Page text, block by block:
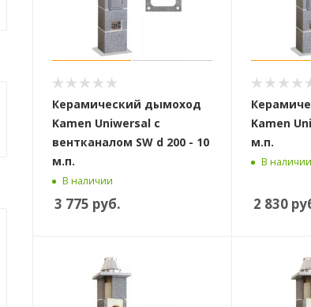
Керамический дымоход
Kamen Uniwersal с
вентканалом SW d 200 - 10
м.п.
В наличии
3 775 руб.
Kamen
м.п.
В наличии
2 830